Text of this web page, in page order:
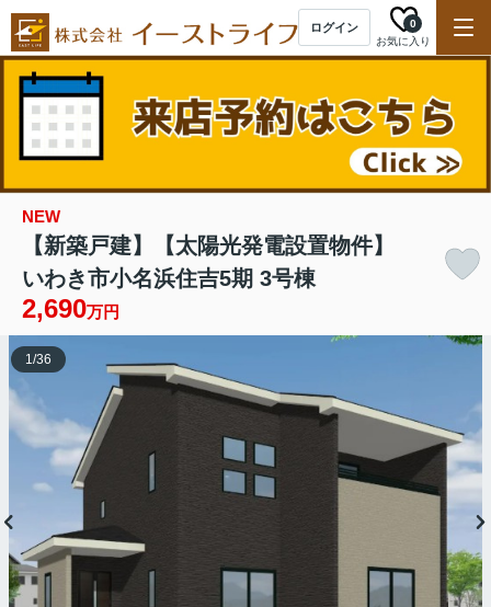
ログイン
お気に入り
0
NEW
【新築戸建】【太陽光発電設置物件】
いわき市小名浜住吉5期 3号棟
2,690万円
1/36